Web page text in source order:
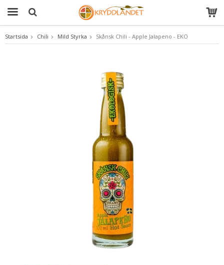
Produkten har blivit tillagd i varukorgen
Startsida Chili Mild Styrka Skånsk Chili - Apple Jalapeno - EKO